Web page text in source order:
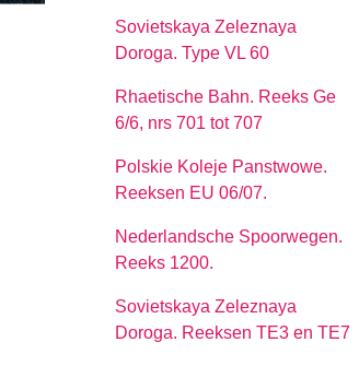
Sovietskaya Zeleznaya
Doroga. Type VL 60
Rhaetische Bahn. Reeks Ge
6/6, nrs 701 tot 707
Polskie Koleje Panstwowe.
Reeksen EU 06/07.
Nederlandsche Spoorwegen.
Reeks 1200.
Sovietskaya Zeleznaya
Doroga. Reeksen TE3 en TE7